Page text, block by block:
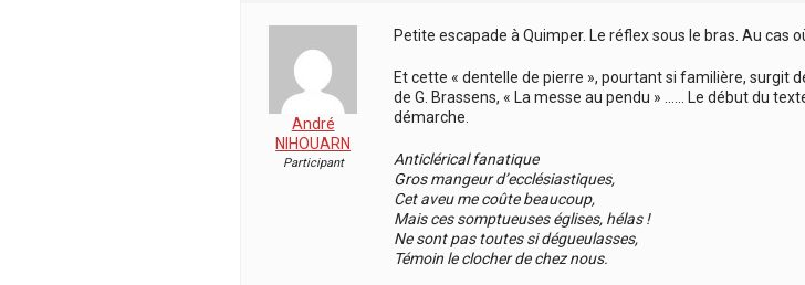
André
NIHOUARN
Participant
Petite escapade à Quimper. Le réflex sous le bras. Au cas
Et cette « dentelle de pierre », pourtant si familière, surgit
de G. Brassens, « La messe au pendu » …… Le début du
démarche.
Anticlérical fanatique
Gros mangeur d’ecclésiastiques,
Cet aveu me coûte beaucoup,
Mais ces somptueuses églises, hélas !
Ne sont pas toutes si dégueulasses,
Témoin le clocher de chez nous.